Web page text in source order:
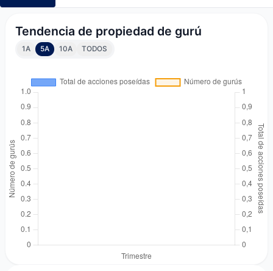
Tendencia de propiedad de gurú
1A 5A 10A TODOS